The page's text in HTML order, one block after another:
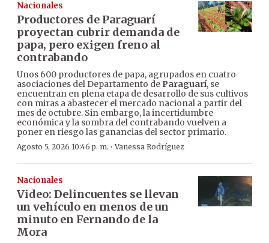
Nacionales
Productores de Paraguarí
proyectan cubrir demanda de
papa, pero exigen freno al
contrabando
Unos 600 productores de papa, agrupados en cuatro
asociaciones del Departamento de Paraguarí, se
encuentran en plena etapa de desarrollo de sus cultivos
con miras a abastecer el mercado nacional a partir del
mes de octubre. Sin embargo, la incertidumbre
económica y la sombra del contrabando vuelven a
poner en riesgo las ganancias del sector primario.
Agosto 5, 2026 10:46 p. m. ·Vanessa Rodríguez
Nacionales
Video: Delincuentes se llevan
un vehículo en menos de un
minuto en Fernando de la
Mora